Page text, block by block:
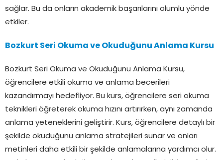
sağlar. Bu da onların akademik başarılarını olumlu yönde
etkiler.
Bozkurt Seri Okuma ve Okuduğunu Anlama Kursu
Bozkurt Seri Okuma ve Okuduğunu Anlama Kursu,
öğrencilere etkili okuma ve anlama becerileri
kazandırmayı hedefliyor. Bu kurs, öğrencilere seri okuma
teknikleri öğreterek okuma hızını artırırken, aynı zamanda
anlama yeteneklerini geliştirir. Kurs, öğrencilere detaylı bir
şekilde okuduğunu anlama stratejileri sunar ve onları
metinleri daha etkili bir şekilde anlamalarına yardımcı olur.